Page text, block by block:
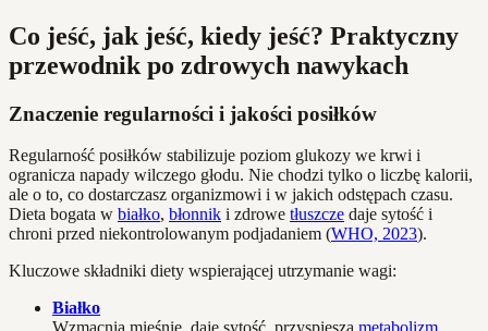
Co jeść, jak jeść, kiedy jeść? Praktyczny
przewodnik po zdrowych nawykach
Znaczenie regularności i jakości posiłków
Regularność posiłków stabilizuje poziom glukozy we krwi i
ogranicza napady wilczego głodu. Nie chodzi tylko o liczbę kalorii,
ale o to, co dostarczasz organizmowi i w jakich odstępach czasu.
Dieta bogata w białko, błonnik i zdrowe tłuszcze daje sytość i
chroni przed niekontrolowanym podjadaniem (WHO, 2023).
Kluczowe składniki diety wspierającej utrzymanie wagi:
Białko